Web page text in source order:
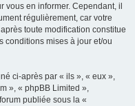
vous en informer. Cependant, il
régulièrement, car votre
toute modification constitue
conditions mises à jour et/ou
ci-après par « ils », « eux »,
», « phpBB Limited »,
publiée sous la «